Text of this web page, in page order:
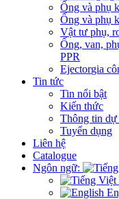
Ống và phụ
Ống và phụ
Vật tư phụ,
Ống, van,
PPR
Ejectorgia
Tin tức
Tin nổi bật
Kiến thức
Thông tin dự
Tuyển dụng
Liên hệ
Catalogue
Ngôn ngữ: